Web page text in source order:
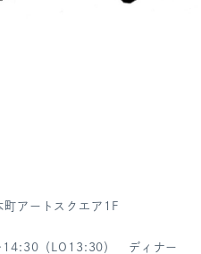
アートスクエア1F
14:30（LO13:30） ディナー